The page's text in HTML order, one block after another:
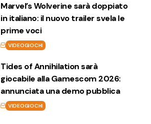
Marvel’s Wolverine sarà doppiato
in italiano: il nuovo trailer svela le
prime voci
VIDEOGIOCHI
Tides of Annihilation sarà
giocabile alla Gamescom 2026:
annunciata una demo pubblica
VIDEOGIOCHI